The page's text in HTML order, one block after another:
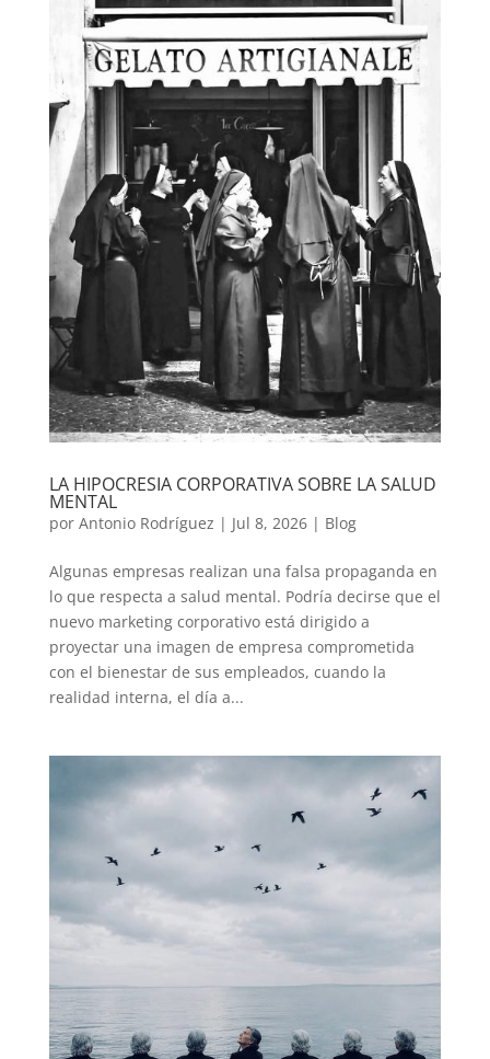
LA HIPOCRESIA CORPORATIVA SOBRE LA SALUD
MENTAL
por Antonio Rodríguez | Jul 8, 2026| Blog
Algunas empresas realizan una falsa propaganda en
lo que respecta a salud mental. Podría decirse que el
nuevo marketing corporativo está dirigido a
proyectar una imagen de empresa comprometida
con el bienestar de sus empleados, cuando la
realidad interna, el día a...